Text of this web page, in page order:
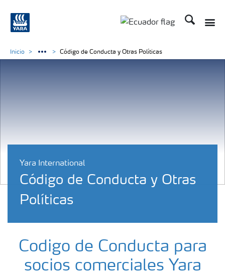
Buscar
Yara International
Código de Conducta y Otras
Políticas
Inicio Código de Conducta y Otras Políticas
Codigo de Conducta para
socios comerciales Yara